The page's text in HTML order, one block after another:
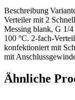
Beschreibung
Verteiler mit 2
Messing blank, G 1/
100 °C. 2-fach-
konfektioniert mit
mit
Ähnliche